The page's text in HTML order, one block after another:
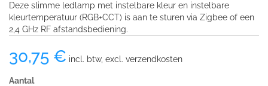
Deze slimme ledlamp met instelbare kleur en instelbare
kleurtemperatuur (RGB+CCT) is aan te sturen via Zigbee of een
2,4 GHz RF afstandsbediening.
30,75 € incl. btw, excl. verzendkosten
Aantal